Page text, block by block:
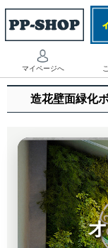
マイページへ
造花壁面緑化